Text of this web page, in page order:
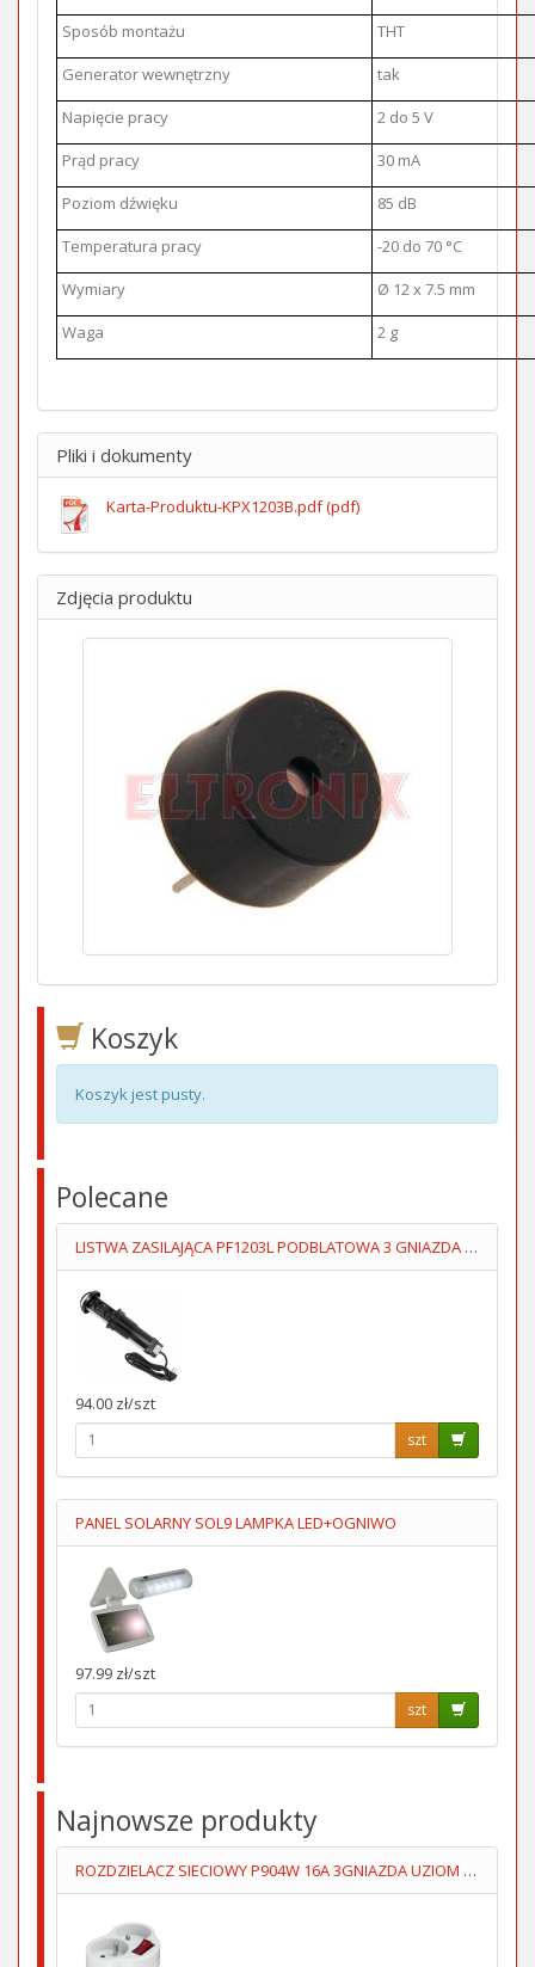
Sposób montażu
THT
Generator wewnętrzny
tak
Napięcie pracy
2 do 5 V
Prąd pracy
30 mA
Poziom dźwięku
85 dB
Temperatura pracy
-20 do 70 °C
Wymiary
Ø 12 x 7.5 mm
Waga
2 g
Pliki i dokumenty
Karta-Produktu-KPX1203B.pdf (pdf)
Zdjęcia produktu
Koszyk
Koszyk jest pusty.
Polecane
LISTWA ZASILAJĄCA PF1203L PODBLATOWA 3 GNIAZDA 1.4M
94.00 zł/szt
szt
PANEL SOLARNY SOL9 LAMPKA LED+OGNIWO
97.99 zł/szt
szt
Najnowsze produkty
ROZDZIELACZ SIECIOWY P904W 16A 3GNIAZDA UZIOM WYŁĄCZNIK